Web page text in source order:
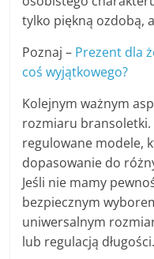
tylko piękną ozdobą,
Poznaj – Prezent dla
coś wyjątkowego?
Kolejnym ważnym
rozmiaru bransoletki.
regulowane modele,
dopasowanie do
Jeśli nie mamy
bezpiecznym
uniwersalnym
lub regulacją długości.